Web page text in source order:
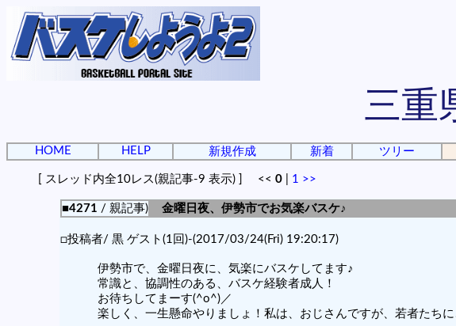
三重
HOME HELP 新規作成 新着 ツリー
[ スレッド内全10レス(親記事-9 表示) ] << 0 1 >>
■4271 / 親記事)
金曜日夜、伊勢市でお気楽バスケ♪
□投稿者/ 黒 ゲスト(1回)-(2017/03/24(Fri) 19:20:17)
伊勢市で、金曜日夜に、気楽にバスケしてます♪
常識と、協調性のある、バスケ経験者成人！
お待ちしてまーす(^o^)／
楽しく、一生懸命やりましょ！私は、おじさんですが、若者たち